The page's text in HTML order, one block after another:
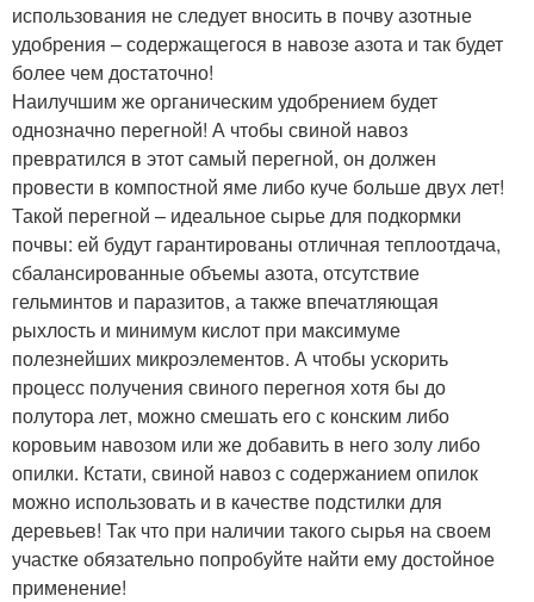
использования не следует вносить в почву азотные
удобрения – содержащегося в навозе азота и так будет
более чем достаточно!
Наилучшим же органическим удобрением будет
однозначно перегной! А чтобы свиной навоз
превратился в этот самый перегной, он должен
провести в компостной яме либо куче больше двух лет!
Такой перегной – идеальное сырье для подкормки
почвы: ей будут гарантированы отличная теплоотдача,
сбалансированные объемы азота, отсутствие
гельминтов и паразитов, а также впечатляющая
рыхлость и минимум кислот при максимуме
полезнейших микроэлементов. А чтобы ускорить
процесс получения свиного перегноя хотя бы до
полутора лет, можно смешать его с конским либо
коровьим навозом или же добавить в него золу либо
опилки. Кстати, свиной навоз с содержанием опилок
можно использовать и в качестве подстилки для
деревьев! Так что при наличии такого сырья на своем
участке обязательно попробуйте найти ему достойное
применение!